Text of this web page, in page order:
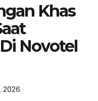
Khas
Novotel
2026